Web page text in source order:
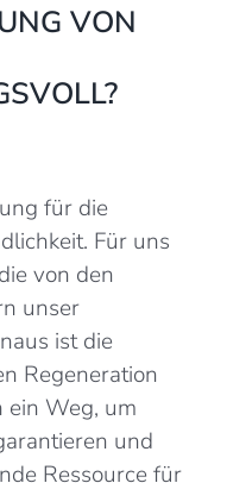
VON
für die
Für uns
von den
unser
ist die
Regeneration
ein Weg, um
und
Ressource für